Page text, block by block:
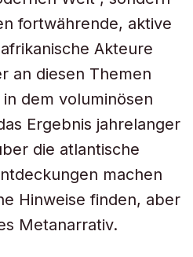
fortwährende, aktive
Akteure
an diesen Themen
dem voluminösen
Ergebnis jahrelanger
die atlantische
machen
Hinweise finden, aber
Metanarrativ.